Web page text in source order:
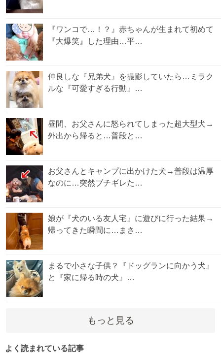
『ワンコで…！？』赤ちゃんが生まれて初めて
『大爆笑』した理由…平…
仲良しな『兄弟犬』を撮影していたら…ミラク
ルな『可愛すぎる行動』…
昼間、お父さんに怒られてしまった超大型犬→
外出から帰ると…普段と…
お父さんとキャンプに出かけた犬→普段は温厚
なのに…突然ブチギレた…
娘が『犬のいる友人宅』に遊びに行った結果→
帰ってきた瞬間に…まさ…
まるで小さな子供？『ドッグランに向かう犬』
と『家に帰る時の犬』…
もっと見る
よく読まれている記事